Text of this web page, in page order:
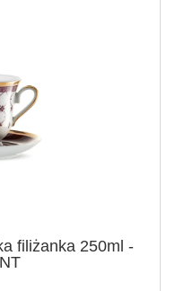
filiżanka 250ml -